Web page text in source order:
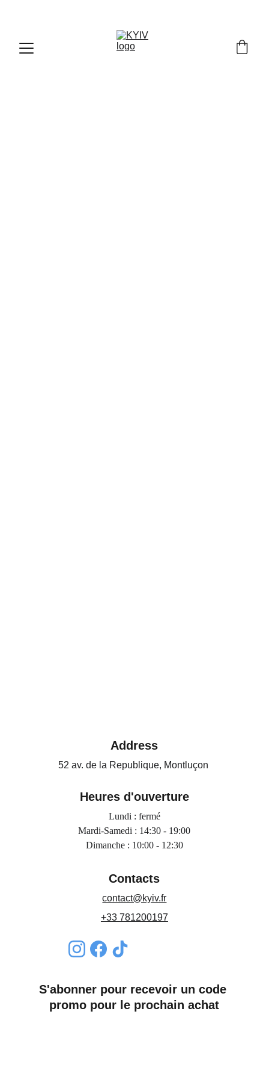
Address
52 av. de la Republique, Montluçon
Contacts
contact@kyiv.fr
+33 781200197
S'abonner pour recevoir un code
promo pour le prochain achat
Heures d'ouverture
Lundi : fermé
Mardi-Samedi : 14:30 - 19:00
Dimanche : 10:00 - 12:30